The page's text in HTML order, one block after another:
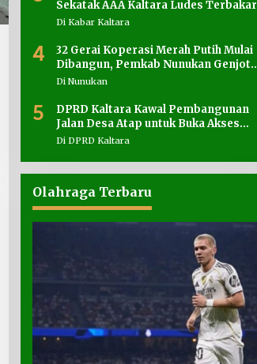
Sekatak AAA Kaltara Ludes Terbakar
Di Kabar Kaltara
4
32 Gerai Koperasi Merah Putih Mulai
Dibangun, Pemkab Nunukan Genjot
Penyediaan Lahan
Di Nunukan
5
DPRD Kaltara Kawal Pembangunan
Jalan Desa Atap untuk Buka Akses
Wilayah Perbatasan
Di DPRD Kaltara
Olahraga Terbaru